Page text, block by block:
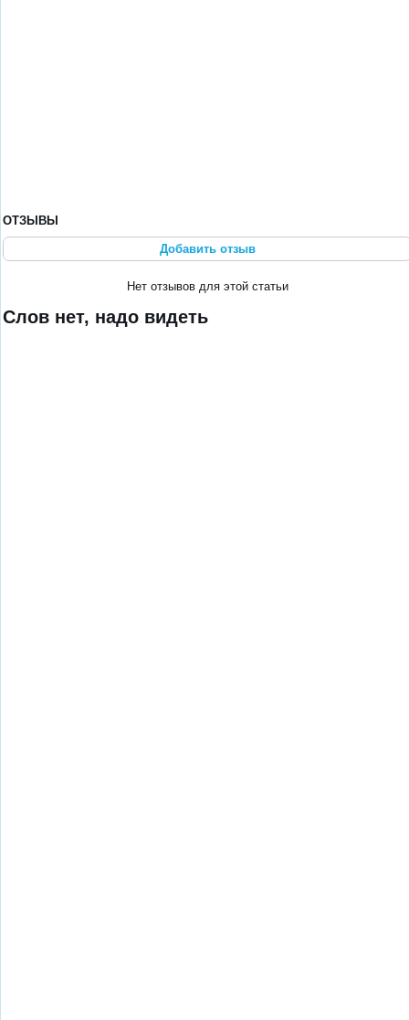
ОТЗЫВЫ
Добавить отзыв
Нет отзывов для этой статьи
Слов нет, надо видеть